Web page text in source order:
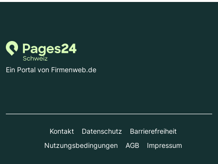
Ein Portal von Firmenweb.de
Kontakt Datenschutz
Barrierefreiheit
Nutzungsbedingungen
AGB Impressum